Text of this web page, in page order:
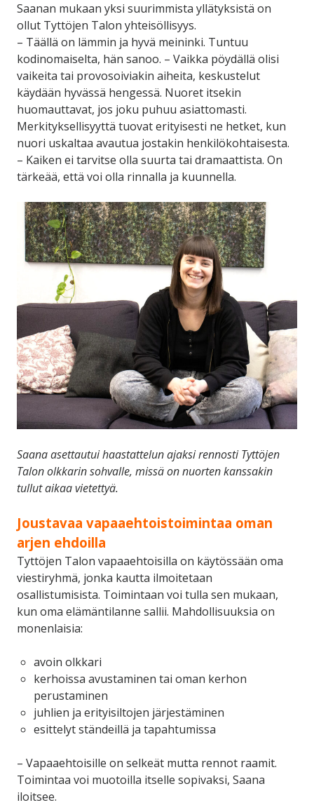
Saanan mukaan yksi suurimmista yllätyksistä on
ollut Tyttöjen Talon yhteisöllisyys.
– Täällä on lämmin ja hyvä meininki. Tuntuu
kodinomaiselta, hän sanoo. – Vaikka pöydällä olisi
vaikeita tai provosoiviakin aiheita, keskustelut
käydään hyvässä hengessä. Nuoret itsekin
huomauttavat, jos joku puhuu asiattomasti.
Merkityksellisyyttä tuovat erityisesti ne hetket, kun
nuori uskaltaa avautua jostakin henkilökohtaisesta.
– Kaiken ei tarvitse olla suurta tai dramaattista. On
tärkeää, että voi olla rinnalla ja kuunnella.
Saana asettautui haastattelun ajaksi rennosti Tyttöjen
Talon olkkarin sohvalle, missä on nuorten kanssakin
tullut aikaa vietettyä.
Joustavaa vapaaehtoistoimintaa oman
arjen ehdoilla
Tyttöjen Talon vapaaehtoisilla on käytössään oma
viestiryhmä, jonka kautta ilmoitetaan
osallistumisista. Toimintaan voi tulla sen mukaan,
kun oma elämäntilanne sallii. Mahdollisuuksia on
monenlaisia:
avoin olkkari
kerhoissa avustaminen tai oman kerhon
perustaminen
juhlien ja erityisiltojen järjestäminen
esittelyt ständeillä ja tapahtumissa
– Vapaaehtoisille on selkeät mutta rennot raamit.
Toimintaa voi muotoilla itselle sopivaksi, Saana
iloitsee.